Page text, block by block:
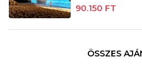
90.150 FT
ÖSSZES